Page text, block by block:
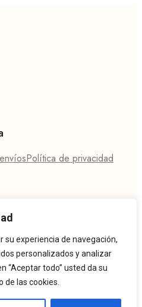
su experiencia de navegación,
personalizados y analizar
“Aceptar todo” usted da su
las cookies.
Política de privacidad